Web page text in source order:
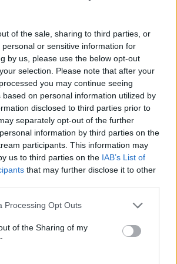
of the sale, sharing to third parties, or
or sensitive information for
by us, please use the below opt-out
selection. Please note that after your
you may continue seeing
based on personal information utilized by
disclosed to third parties prior to
separately opt-out of the further
information by third parties on the
participants. This information may
us to third parties on the IAB’s List of
that may further disclose it to other
website/app uses one or more Google
or usage behaviour. You may click to
to Google and its third-party tags to
specified purposes in below Google
Processing Opt Outs
of the Sharing of my
στο μέλλον. Ο στόχος μας
έφορο αεροπροσκόπων και
συλλόγου αιμοδοτών
ήταν να δώσουμε
σε ότι κάνουμε, να
κοινωνία αλλά και να
ισχυρό μήνυμα προς τα παιδιά
μεγαλύτερη αξία από όλες τις
που τόσα χρόνια μαζέψαμε.»
της ιδέας αυτής
της σε πράξη; Υπήρχαν
αρχή και αν ναι ποιες;
υποστήριξε την προσπάθεια
πω ότι δεν θα γινόταν τίποτα αν
δεν ήταν δίπλα στην ιδέα.
δυσκολίες σε νέα ξεκινήματα οι